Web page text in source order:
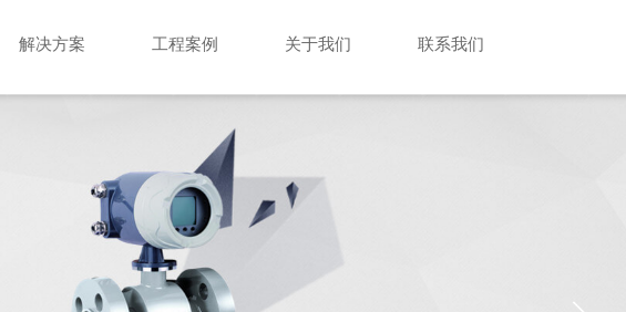
解决方案 工程案例 关于我们 联系我们